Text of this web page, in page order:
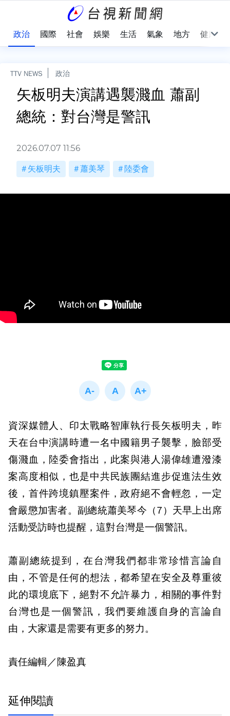
政治 國際 社會 娛樂 生活 氣象 地方 健康
TTV NEWS 政治
矢板明夫演講遇襲濺血 蕭副
總統：對台灣是警訊
2026.07.07 11:56
矢板明夫 蕭美琴 陸委會
資深媒體人、印太戰略智庫執行長矢板明夫，昨
天在台中演講時遭一名中國籍男子襲擊，臉部受
傷濺血，陸委會指出，此案與港人湯偉雄遭潑漆
案高度相似，也是中共民族團結進步促進法生效
後，首件跨境鎮壓案件，政府絕不會輕忽，一定
會嚴懲加害者。副總統蕭美琴今（7）天早上出席
活動受訪時也提醒，這對台灣是一個警訊。
蕭副總統提到，在台灣我們都非常珍惜言論自
由，不管是任何的想法，都希望在安全及尊重彼
此的環境底下，絕對不允許暴力，相關的事件對
台灣也是一個警訊，我們要維護自身的言論自
由，大家還是需要有更多的努力。
責任編輯／陳盈真
延伸閱讀